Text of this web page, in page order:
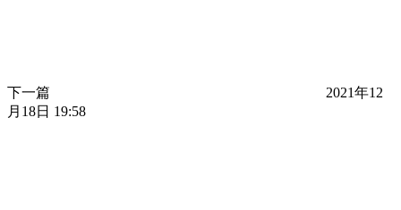
下一篇
2021年12
月18日 19:58